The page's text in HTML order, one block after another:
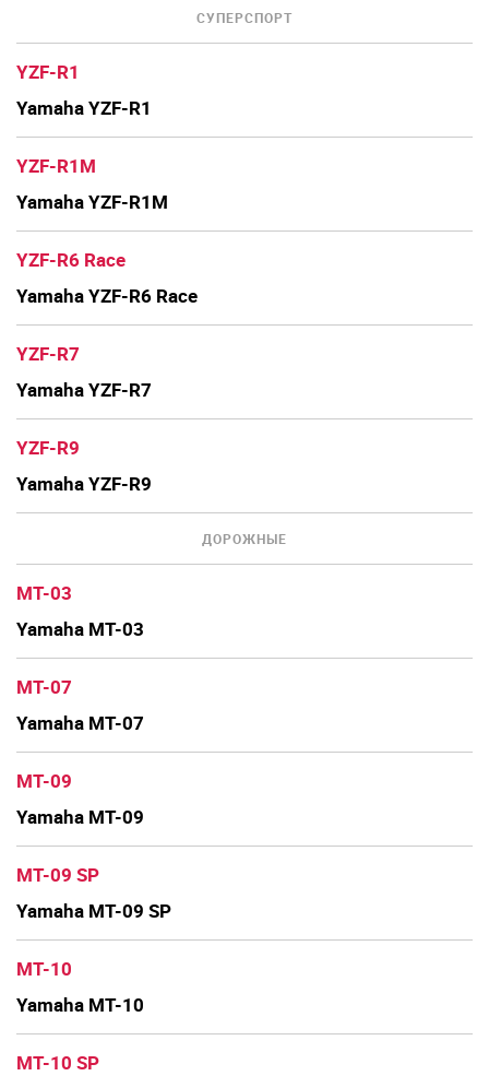
СУПЕРСПОРТ
YZF-R1
Yamaha YZF-R1
YZF-R1M
Yamaha YZF-R1M
YZF-R6 Race
Yamaha YZF-R6 Race
YZF-R7
Yamaha YZF-R7
YZF-R9
Yamaha YZF-R9
ДОРОЖНЫЕ
MT-03
Yamaha MT-03
MT-07
Yamaha MT-07
MT-09
Yamaha MT-09
MT-09 SP
Yamaha MT-09 SP
MT-10
Yamaha MT-10
MT-10 SP